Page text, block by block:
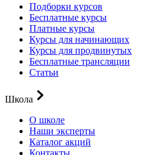
Подборки курсов
Бесплатные курсы
Платные курсы
Курсы для начинающих
Курсы для продвинутых
Бесплатные трансляции
Статьи
Школа
О школе
Наши эксперты
Каталог акций
Контакты